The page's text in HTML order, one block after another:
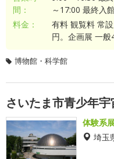
間：
～17:00 最終入
料金：
有料 観覧料 常
円。企画展 一般
博物館・科学館
さいたま市青少年
体験系
埼玉